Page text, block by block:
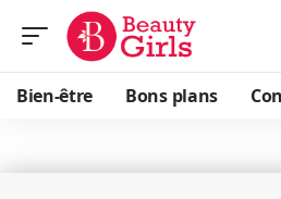
Bien-être Bons plans